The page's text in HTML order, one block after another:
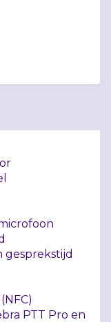
NFC)
PTT Pro en